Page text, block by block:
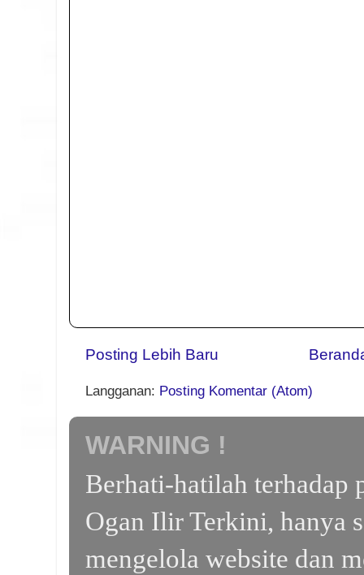
Posting Lebih Baru
Langganan: Posting Komentar (Atom)
WARNING !
Berhati-hatilah terhadap
Ogan Ilir Terkini, hanya
mengelola website dan